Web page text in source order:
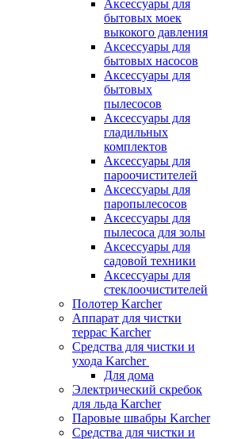
Аксессуары для
бытовых моек
выкокого давления
Аксессуары для
бытовых насосов
Аксессуары для
бытовых
пылесосов
Аксессуары для
гладильных
комплектов
Аксессуары для
пароочистителей
Аксессуары для
паропылесосов
Аксессуары для
пылесоса для золы
Аксессуары для
садовой техники
Аксессуары для
стеклоочистителей
Полотер Karcher
Аппарат для чистки
террас Karcher
Средства для чистки и
ухода Karcher
Для дома
Электрический скребок
для льда Karcher
Паровые швабры Karcher
Средства для чистки и